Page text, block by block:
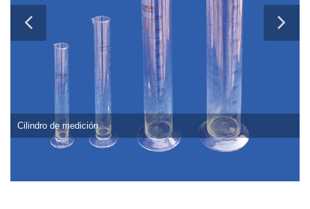
Cilindro de medición